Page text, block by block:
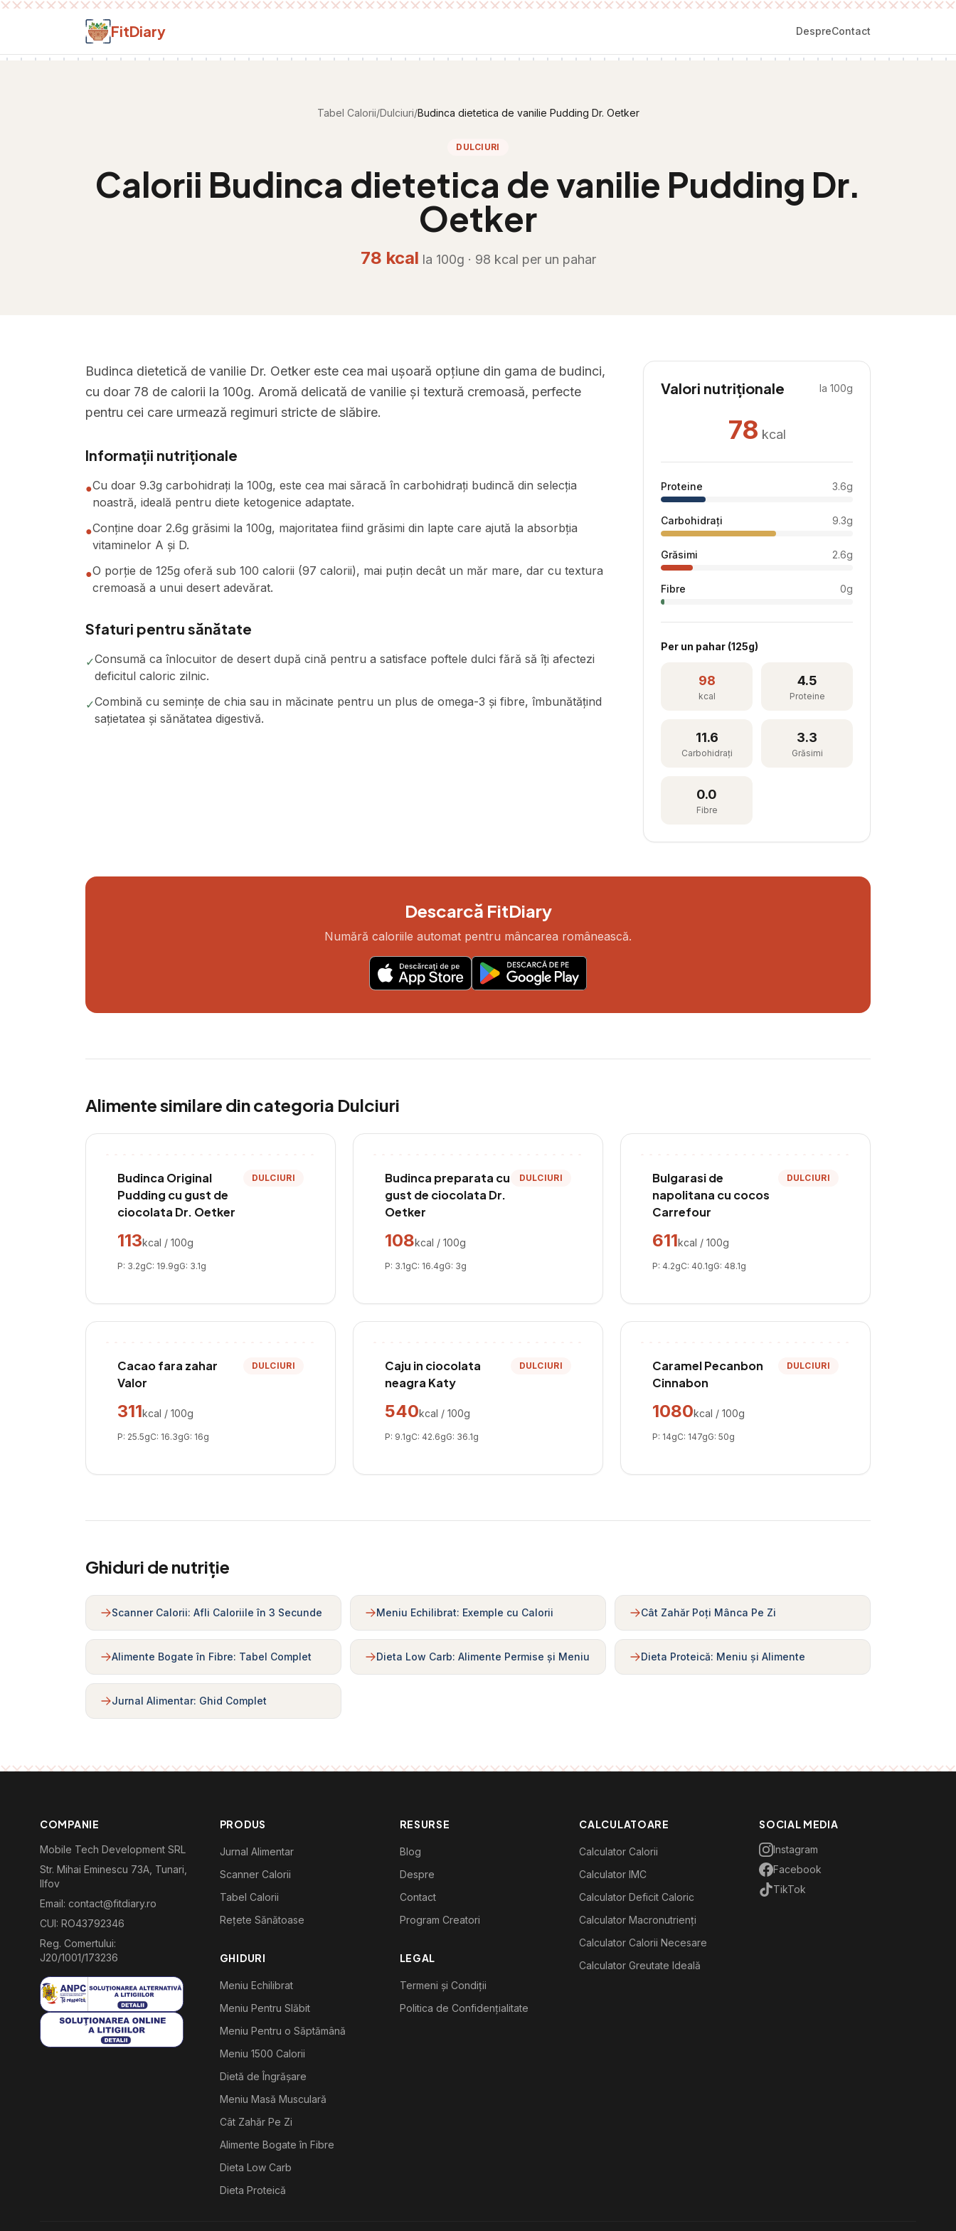
Salt la conținut
FitDiary DespreContact
Tabel Calorii/Dulciuri/Budinca dietetica de vanilie Pudding Dr. Oetker
DULCIURI
Calorii Budinca dietetica de vanilie Pudding Dr.
Oetker
78 kcal la 100g · 98 kcal per un pahar
Budinca dietetică de vanilie Dr. Oetker este cea mai ușoară opțiune din gama de budinci,
cu doar 78 de calorii la 100g. Aromă delicată de vanilie și textură cremoasă, perfecte
pentru cei care urmează regimuri stricte de slăbire.
Informații nutriționale
●Cu doar 9.3g carbohidrați la 100g, este cea mai săracă în carbohidrați budincă din selecția
noastră, ideală pentru diete ketogenice adaptate.
●Conține doar 2.6g grăsimi la 100g, majoritatea fiind grăsimi din lapte care ajută la absorbția
vitaminelor A și D.
●O porție de 125g oferă sub 100 calorii (97 calorii), mai puțin decât un măr mare, dar cu textura
cremoasă a unui desert adevărat.
Sfaturi pentru sănătate
✓Consumă ca înlocuitor de desert după cină pentru a satisface poftele dulci fără să îți afectezi
deficitul caloric zilnic.
✓Combină cu semințe de chia sau in măcinate pentru un plus de omega-3 și fibre, îmbunătățind
sațietatea și sănătatea digestivă.
Valori nutriționale la 100g
78 kcal
Proteine 3.6g
Carbohidrați 9.3g
Grăsimi 2.6g
Fibre 0g
Per un pahar (125g)
98
kcal
4.5
Proteine
11.6
Carbohidrați
3.3
Grăsimi
0.0
Fibre
Descarcă FitDiary
Numără caloriile automat pentru mâncarea românească.
Alimente similare din categoria Dulciuri
Budinca Original
Pudding cu gust de
ciocolata Dr. Oetker
DULCIURI
113kcal / 100g
P: 3.2gC: 19.9gG: 3.1g
Budinca preparata cu
gust de ciocolata Dr.
Oetker
DULCIURI
108kcal / 100g
P: 3.1gC: 16.4gG: 3g
Bulgarasi de
napolitana cu cocos
Carrefour
DULCIURI
611kcal / 100g
P: 4.2gC: 40.1gG: 48.1g
Cacao fara zahar
Valor
DULCIURI
311kcal / 100g
P: 25.5gC: 16.3gG: 16g
Caju in ciocolata
neagra Katy
DULCIURI
540kcal / 100g
P: 9.1gC: 42.6gG: 36.1g
Caramel Pecanbon
Cinnabon
DULCIURI
1080kcal / 100g
P: 14gC: 147gG: 50g
Ghiduri de nutriție
Scanner Calorii: Afli Caloriile în 3 Secunde Meniu Echilibrat: Exemple cu Calorii Cât Zahăr Poți Mânca Pe Zi
Alimente Bogate în Fibre: Tabel Complet Dieta Low Carb: Alimente Permise și Meniu Dieta Proteică: Meniu și Alimente
Jurnal Alimentar: Ghid Complet
COMPANIE
Mobile Tech Development SRL
Str. Mihai Eminescu 73A, Tunari,
Ilfov
Email: contact@fitdiary.ro
CUI: RO43792346
Reg. Comertului:
J20/1001/173236
PRODUS
Jurnal Alimentar
Scanner Calorii
Tabel Calorii
Rețete Sănătoase
GHIDURI
Meniu Echilibrat
Meniu Pentru Slăbit
Meniu Pentru o Săptămână
Meniu 1500 Calorii
Dietă de Îngrășare
Meniu Masă Musculară
Cât Zahăr Pe Zi
Alimente Bogate în Fibre
Dieta Low Carb
Dieta Proteică
RESURSE
Blog
Despre
Contact
Program Creatori
LEGAL
Termeni și Condiții
Politica de Confidențialitate
CALCULATOARE
Calculator Calorii
Calculator IMC
Calculator Deficit Caloric
Calculator Macronutrienți
Calculator Calorii Necesare
Calculator Greutate Ideală
SOCIAL MEDIA
Instagram
Facebook
TikTok